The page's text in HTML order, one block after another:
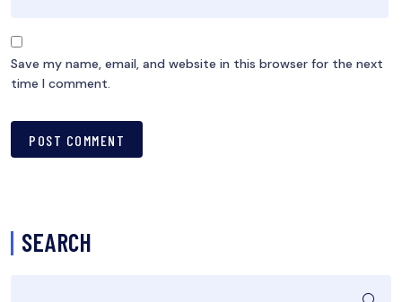
Save my name, email, and website in this browser for the next
time I comment.
SEARCH